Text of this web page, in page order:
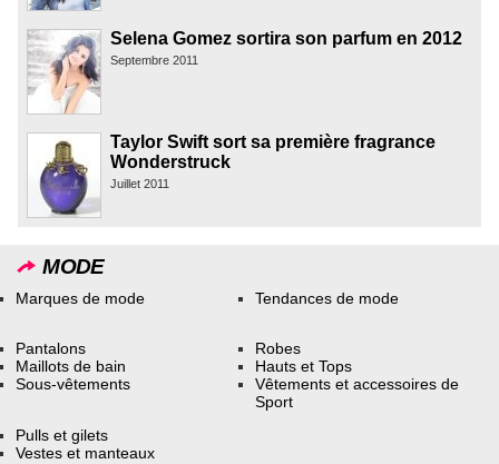
Selena Gomez sortira son parfum en 2012
Septembre 2011
Taylor Swift sort sa première fragrance
Wonderstruck
Juillet 2011
MODE
Marques de mode Tendances de mode
Pantalons
Maillots de bain
Sous-vêtements
Robes
Hauts et Tops
Vêtements et accessoires de
Sport
Pulls et gilets
Vestes et manteaux